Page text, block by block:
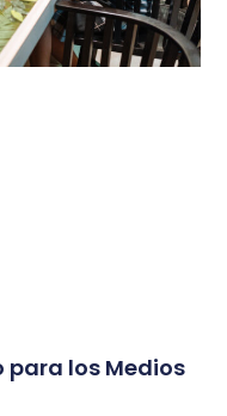
para los Medios